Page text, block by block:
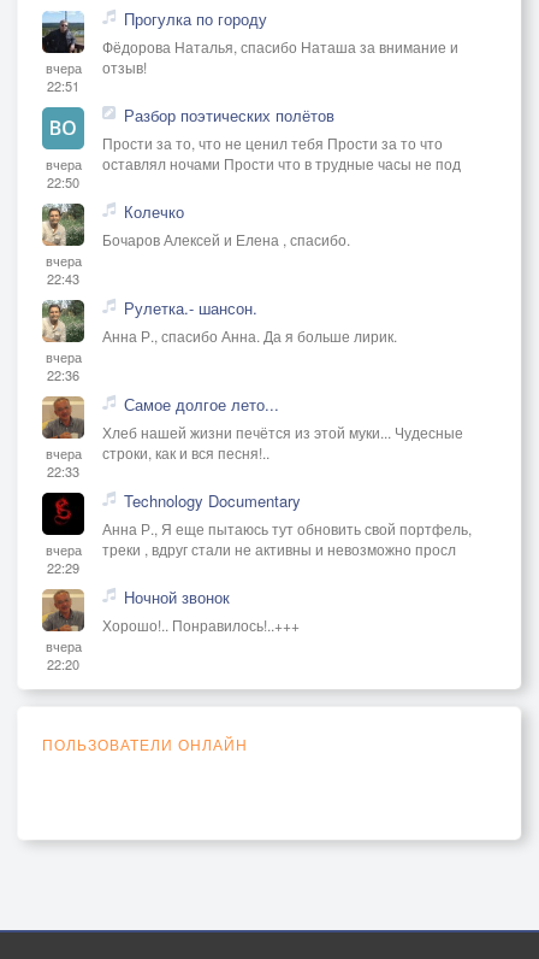
вчера
22:51
Прогулка по городу
Фёдорова Наталья, спасибо Наташа за внимание и
отзыв!
вчера
22:50
Разбор поэтических полётов
Прости за то, что не ценил тебя Прости за то что
оставлял ночами Прости что в трудные часы не под
вчера
22:43
Колечко
Бочаров Алексей и Елена , спасибо.
вчера
22:36
Рулетка.- шансон.
Анна Р., спасибо Анна. Да я больше лирик.
вчера
22:33
Самое долгое лето...
Хлеб нашей жизни печётся из этой муки... Чудесные
строки, как и вся песня!..
вчера
22:29
Technology Documentary
Анна Р., Я еще пытаюсь тут обновить свой портфель,
треки , вдруг стали не активны и невозможно просл
вчера
22:20
Ночной звонок
Хорошо!.. Понравилось!..+++
ПОЛЬЗОВАТЕЛИ ОНЛАЙН